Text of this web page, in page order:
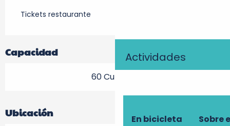
Actividades
En bicicleta Sobre
Tickets restaurante
Capacidad
60 Cubierto
Ubicación